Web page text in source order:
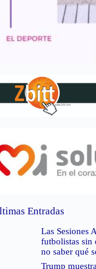
Entradas
Las Sesiones
futbolistas sin
no saber qué
Trump